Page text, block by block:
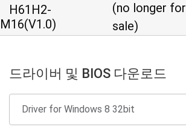
H61H2-
M16(V1.0)
(no longer for
sale)
드라이버 및 BIOS 다운로드